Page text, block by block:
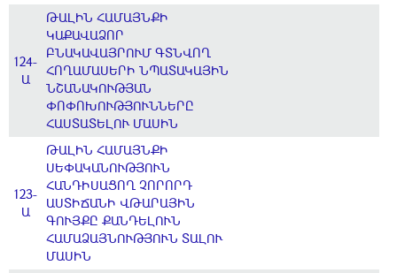
124-
Ա
ԹԱԼԻՆ ՀԱՄԱՅՆՔԻ
ԿԱՔԱՎԱՁՈՐ
ԲՆԱԿԱՎԱՅՐՈՒՄ ԳՏՆՎՈՂ
ՀՈՂԱՄԱՍԵՐԻ ՆՊԱՏԱԿԱՅԻՆ
ՆՇԱՆԱԿՈՒԹՅԱՆ
ՓՈՓՈԽՈՒԹՅՈՒՆՆԵՐԸ
ՀԱՍՏԱՏԵԼՈՒ ՄԱՍԻՆ
123-
Ա
ԹԱԼԻՆ ՀԱՄԱՅՆՔԻ
ՍԵՓԱԿԱՆՈՒԹՅՈՒՆ
ՀԱՆԴԻՍԱՑՈՂ ՉՈՐՈՐԴ
ԱՍՏԻՃԱՆԻ ՎԹԱՐԱՅԻՆ
ԳՈՒՅՔԸ ՔԱՆԴԵԼՈՒՆ
ՀԱՄԱՁԱՅՆՈՒԹՅՈՒՆ ՏԱԼՈՒ
ՄԱՍԻՆ